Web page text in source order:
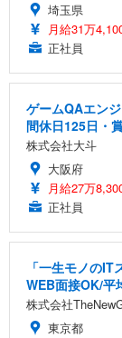
埼玉県
月給31万
正社員
ゲームQAエン
間休日125日・
株式会社大斗
大阪府
月給27万
正社員
「一生モノの
WEB面接OK/平
株式会社
東京都